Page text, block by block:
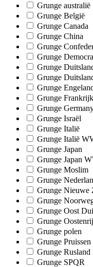
Grunge australië
Grunge België
Grunge Canada
Grunge China
Grunge
Grunge
Grunge
Grunge
Grunge
Grunge Frankrijk
Grunge
Grunge Israël
Grunge Italië
Grunge Italië
Grunge Japan
Grunge Japan
Grunge Moslim
Grunge
Grunge Nieuwe
Grunge
Grunge Oost
Grunge
Grunge polen
Grunge Pruissen
Grunge Rusland
Grunge SPQR